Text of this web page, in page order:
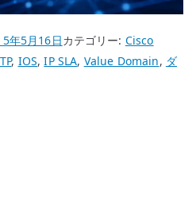
年5月16日カテゴリー: Cisco
, IOS,IP SLA, Value Domain, ダ